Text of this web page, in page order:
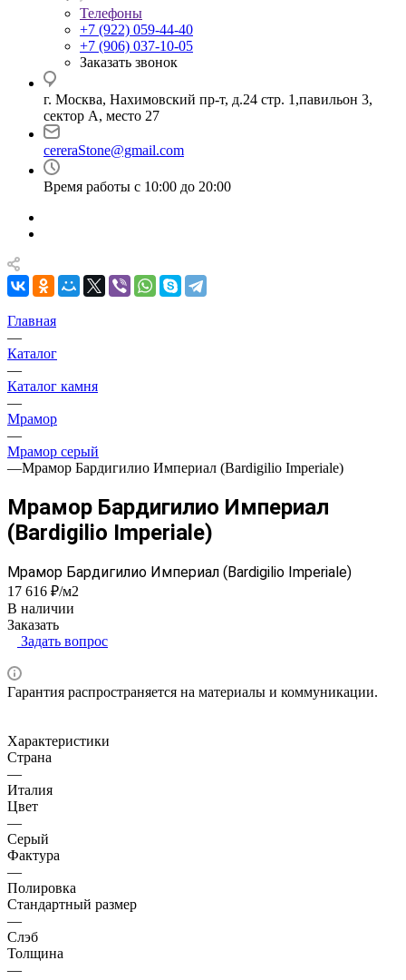
Телефоны
+7 (922) 059-44-40
+7 (906) 037-10-05
Заказать звонок
г. Москва, Нахимовский пр-т, д.24 стр. 1,павильон 3,
сектор А, место 27
cereraStone@gmail.com
Время работы с 10:00 до 20:00
Главная
—
Каталог
—
Каталог камня
—
Мрамор
—
Мрамор серый
—Мрамор Бардигилио Империал (Bardigilio Imperiale)
Мрамор Бардигилио Империал
(Bardigilio Imperiale)
Мрамор Бардигилио Империал (Bardigilio Imperiale)
17 616 ₽/м2
В наличии
Заказать
Задать вопрос
Гарантия распространяется на материалы и коммуникации.
Характеристики
Страна
—
Италия
Цвет
—
Серый
Фактура
—
Полировка
Стандартный размер
—
Слэб
Толщина
—